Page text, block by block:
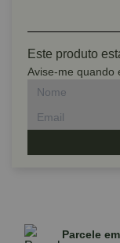
Este produto
Avise-me quando
Parcele